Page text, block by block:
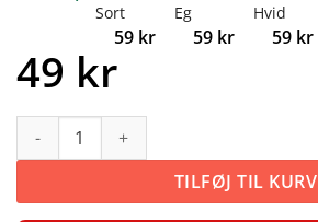
Sort
59 kr
Eg
59 kr
Hvid
59 kr
49 kr
Tyr antal
TILFØJ TIL KURV